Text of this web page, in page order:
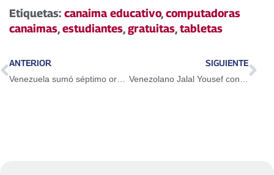
Etiquetas: canaima educativo,computadoras
canaimas,estudiantes,gratuitas,tabletas
ANTERIOR
Venezuela sumó séptimo oro en Suramericanos Escolares
SIGUIENTE
Venezolano Jalal Yousef conquistó el Open de Pool en Dubái